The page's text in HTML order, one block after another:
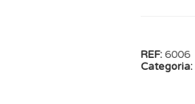
REF:6006
Categoria: